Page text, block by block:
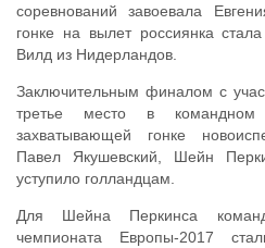
соревнований завоевала
гонке на вылет россиянка
Вилд из Нидерландов.
Заключительным финалом с
третье место в
захватывающей гонке
Павел Якушевский, Шейн
уступило голландцам.
Для Шейна Перкинса
чемпионата Европы-2017